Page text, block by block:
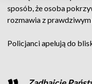
sposób, że osoba
rozmawia z
Policjanci apelują do